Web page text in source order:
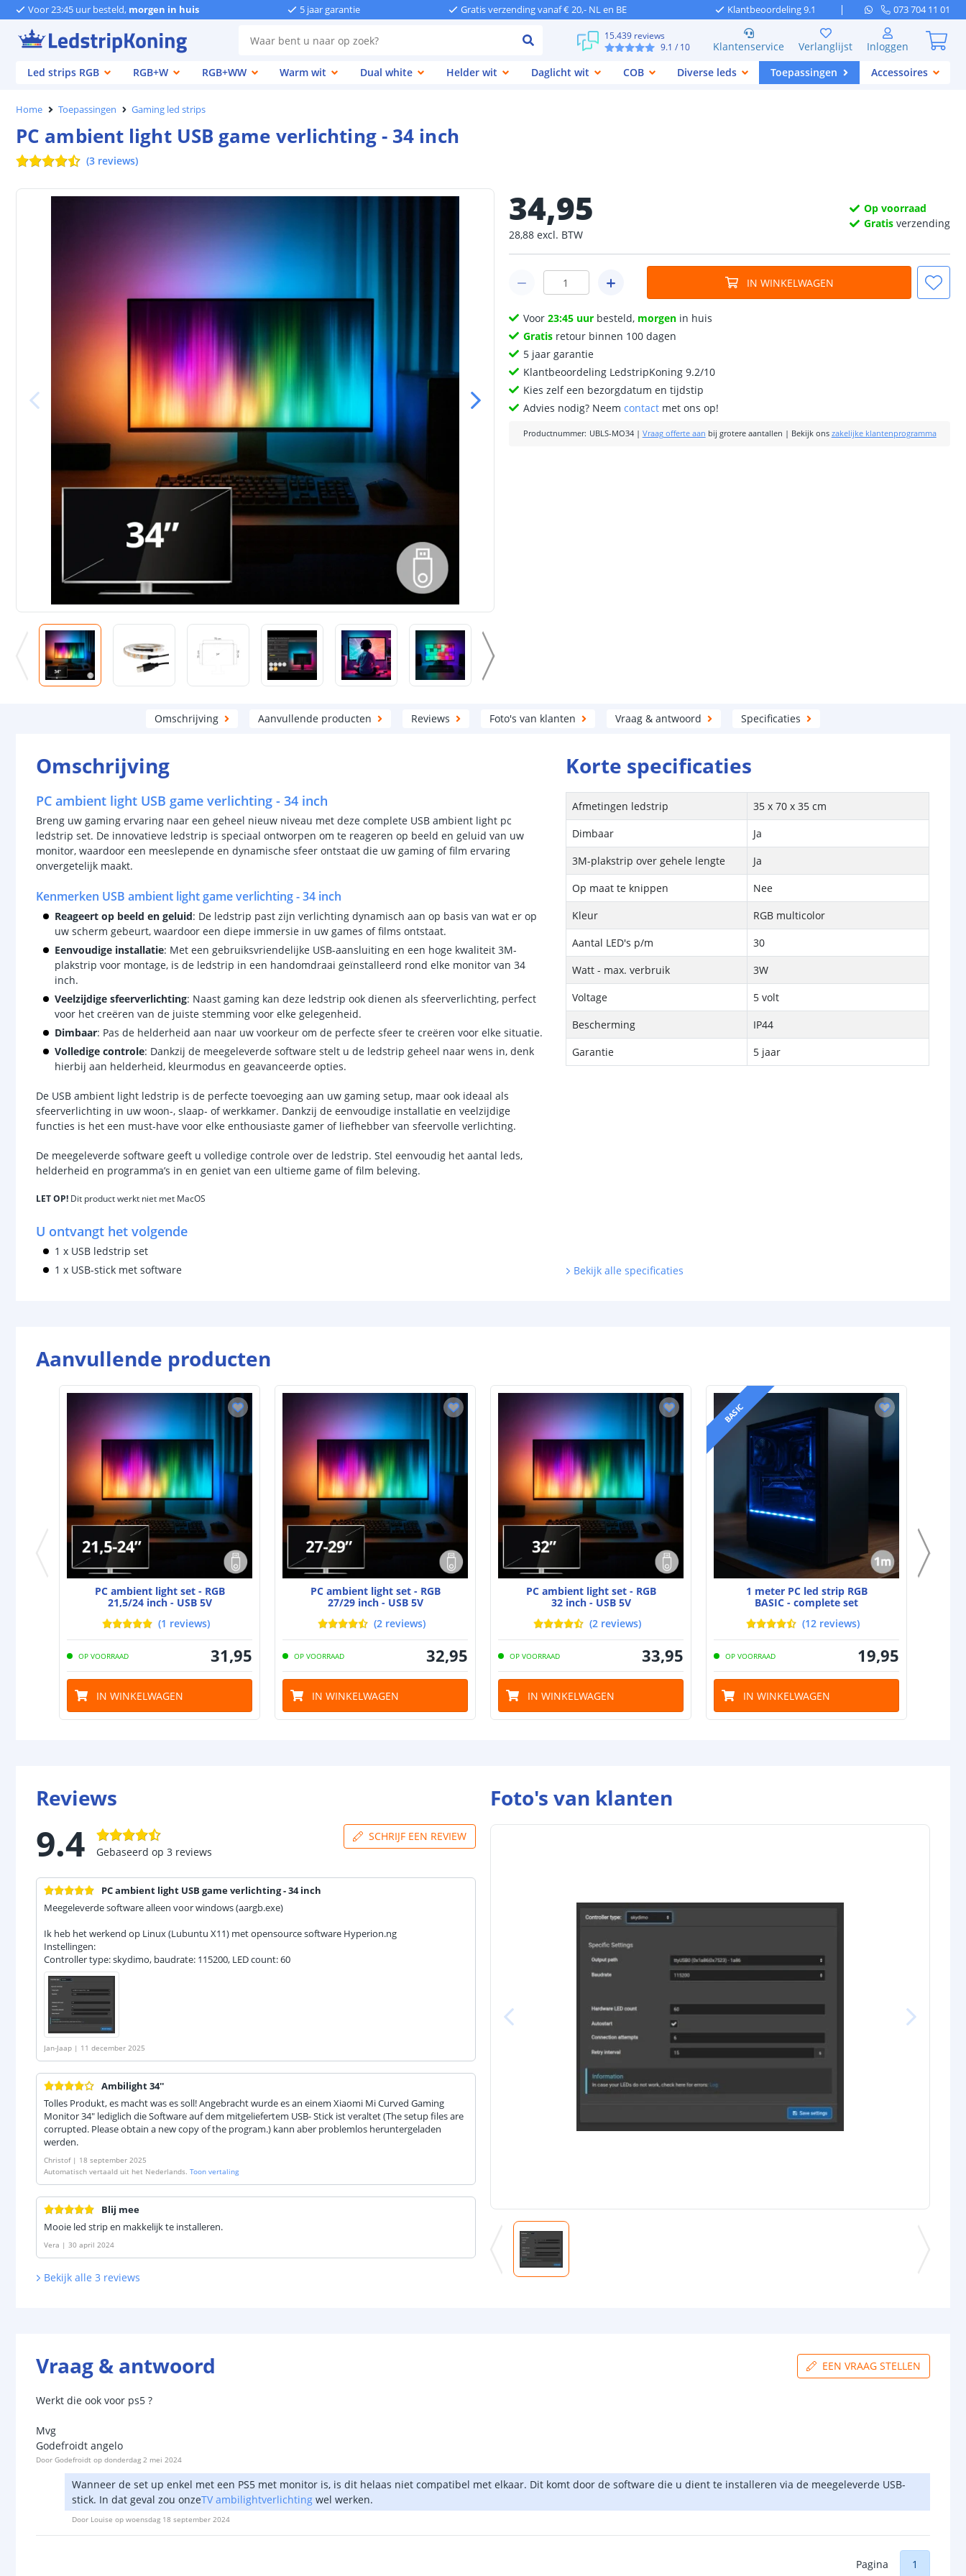
Voor 23:45 uur besteld, morgen in huis 5 jaar garantie Gratis verzending vanaf € 20,- NL en BE Klantbeoordeling 9.1 073 704 11 01
15.439 reviews
9.1 / 10 Klantenservice Verlanglijst
Inloggen
Led strips RGB
RGB+W RGB+WW Warm wit Dual white Helder wit Daglicht wit COB Diverse leds Toepassingen Accessoires
Home Toepassingen Gaming led strips
PC ambient light USB game verlichting - 34 inch
(3 reviews)
34,95
28,88 excl. BTW
Op voorraad
Gratis verzending
IN WINKELWAGEN
Voor23:45 uur besteld, morgen in huis
Gratis retour binnen 100 dagen
5 jaar garantie
Klantbeoordeling LedstripKoning 9.2/10
Kies zelf een bezorgdatum en tijdstip
Advies nodig? Neemcontact met ons op!
Productnummer: UBLS-MO34| Vraag offerte aan bij grotere aantallen | Bekijk ons zakelijke klantenprogramma
Omschrijving Aanvullende producten Reviews Foto's van klanten Vraag & antwoord Specificaties
Omschrijving
PC ambient light USB game verlichting - 34 inch
Breng uw gaming ervaring naar een geheel nieuw niveau met deze complete USB ambient light pc
ledstrip set. De innovatieve ledstrip is speciaal ontworpen om te reageren op beeld en geluid van uw
monitor, waardoor een meeslepende en dynamische sfeer ontstaat die uw gaming of film ervaring
onvergetelijk maakt.
Kenmerken USB ambient light game verlichting - 34 inch
Reageert op beeld en geluid: De ledstrip past zijn verlichting dynamisch aan op basis van wat er op
uw scherm gebeurt, waardoor een diepe immersie in uw games of films ontstaat.
Eenvoudige installatie: Met een gebruiksvriendelijke USB-aansluiting en een hoge kwaliteit 3M-
plakstrip voor montage, is de ledstrip in een handomdraai geïnstalleerd rond elke monitor van 34
inch.
Veelzijdige sfeerverlichting: Naast gaming kan deze ledstrip ook dienen als sfeerverlichting, perfect
voor het creëren van de juiste stemming voor elke gelegenheid.
Dimbaar: Pas de helderheid aan naar uw voorkeur om de perfecte sfeer te creëren voor elke situatie.
Volledige controle: Dankzij de meegeleverde software stelt u de ledstrip geheel naar wens in, denk
hierbij aan helderheid, kleurmodus en geavanceerde opties.
De USB ambient light ledstrip is de perfecte toevoeging aan uw gaming setup, maar ook ideaal als
sfeerverlichting in uw woon-, slaap- of werkkamer. Dankzij de eenvoudige installatie en veelzijdige
functies is het een must-have voor elke enthousiaste gamer of liefhebber van sfeervolle verlichting.
De meegeleverde software geeft u volledige controle over de ledstrip. Stel eenvoudig het aantal leds,
helderheid en programma’s in en geniet van een ultieme game of film beleving.
LET OP! Dit product werkt niet met MacOS
U ontvangt het volgende
1 x USB ledstrip set
1 x USB-stick met software
Korte specificaties
Afmetingen ledstrip
35 x 70 x 35 cm
Dimbaar
Ja
3M-plakstrip over gehele lengte
Ja
Op maat te knippen
Nee
Kleur
RGB multicolor
Aantal LED's p/m
30
Watt - max. verbruik
3W
Voltage
5 volt
Bescherming
IP44
Garantie
5 jaar
Bekijk alle specificaties
Aanvullende producten
PC ambient light set - RGB
21,5/24 inch - USB 5V
(1 reviews)
OP VOORRAAD 31,95
IN WINKELWAGEN
PC ambient light set - RGB
27/29 inch - USB 5V
(2 reviews)
OP VOORRAAD 32,95
IN WINKELWAGEN
PC ambient light set - RGB
32 inch - USB 5V
(2 reviews)
OP VOORRAAD 33,95
IN WINKELWAGEN
BASIC
1 meter PC led strip RGB
BASIC - complete set
(12 reviews)
OP VOORRAAD 19,95
IN WINKELWAGEN
Reviews
9.4 Gebaseerd op 3 reviews
SCHRIJF EEN REVIEW
PC ambient light USB game verlichting - 34 inch
Meegeleverde software alleen voor windows (aargb.exe)
Ik heb het werkend op Linux (Lubuntu X11) met opensource software Hyperion.ng
Instellingen:
Controller type: skydimo, baudrate: 115200, LED count: 60
Jan-Jaap | 11 december 2025
Ambilight 34''
Tolles Produkt, es macht was es soll! Angebracht wurde es an einem Xiaomi Mi Curved Gaming
Monitor 34" lediglich die Software auf dem mitgeliefertem USB- Stick ist veraltet (The setup files are
corrupted. Please obtain a new copy of the program.) kann aber problemlos heruntergeladen
werden.
Christof| 18 september 2025
Automatisch vertaald uit het Nederlands. Toon vertaling
Blij mee
Mooie led strip en makkelijk te installeren.
Vera | 30 april 2024
Bekijk alle 3 reviews
Foto's van klanten
Vraag & antwoord EEN VRAAG STELLEN
Werkt die ook voor ps5 ?
Mvg
Godefroidt angelo
Door Godefroidt op donderdag 2 mei 2024
Wanneer de set up enkel met een PS5 met monitor is, is dit helaas niet compatibel met elkaar. Dit komt door de software die u dient te installeren via de meegeleverde USB-
stick. In dat geval zou onzeTV ambilightverlichting wel werken.
Door Louise op woensdag 18 september 2024
Pagina 1